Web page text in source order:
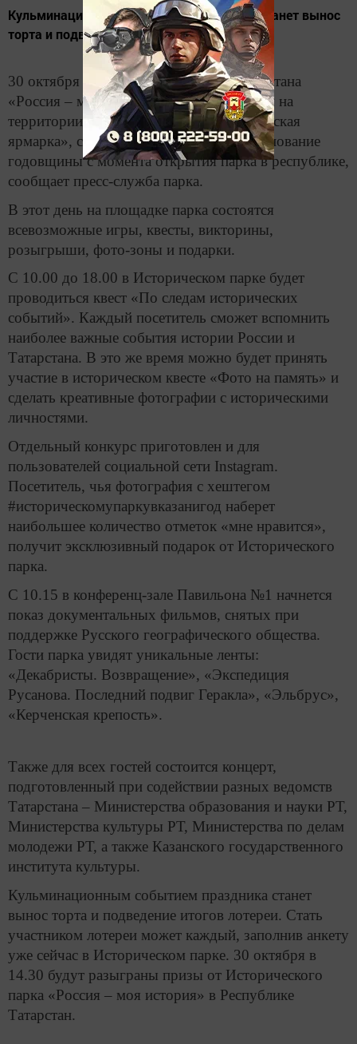
Кульминационным событием праздника станет вынос
торта и подведение итогов лотереи.
30 октября в Историческом парке Татарстана
«Россия – моя история», расположенном на
территории выставочного центра «Казанская
ярмарка», состоится официальное празднование
годовщины с момента открытия парка в республике,
сообщает пресс-служба парка.
В этот день на площадке парка состоятся
всевозможные игры, квесты, викторины,
розыгрыши, фото-зоны и подарки.
С 10.00 до 18.00 в Историческом парке будет
проводиться квест «По следам исторических
событий». Каждый посетитель сможет вспомнить
наиболее важные события истории России и
Татарстана. В это же время можно будет принять
участие в историческом квесте «Фото на память» и
сделать креативные фотографии с историческими
личностями.
Отдельный конкурс приготовлен и для
пользователей социальной сети Instagram.
Посетитель, чья фотография с хештегом
#историческомупаркувказанигод наберет
наибольшее количество отметок «мне нравится»,
получит эксклюзивный подарок от Исторического
парка.
С 10.15 в конференц-зале Павильона №1 начнется
показ документальных фильмов, снятых при
поддержке Русского географического общества.
Гости парка увидят уникальные ленты:
«Декабристы. Возвращение», «Экспедиция
Русанова. Последний подвиг Геракла», «Эльбрус»,
«Керченская крепость».
Также для всех гостей состоится концерт,
подготовленный при содействии разных ведомств
Татарстана – Министерства образования и науки РТ,
Министерства культуры РТ, Министерства по делам
молодежи РТ, а также Казанского государственного
института культуры.
Кульминационным событием праздника станет
вынос торта и подведение итогов лотереи. Стать
участником лотереи может каждый, заполнив анкету
уже сейчас в Историческом парке. 30 октября в
14.30 будут разыграны призы от Исторического
парка «Россия – моя история» в Республике
Татарстан.